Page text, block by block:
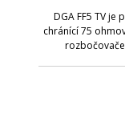
DGA FF5 TV
chránící 75